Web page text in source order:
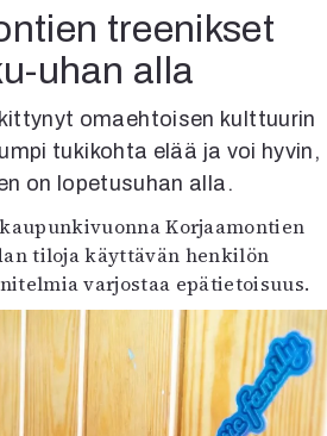
Sarjakuva
Sámegillii
Pääkirjoitus
Oulu2026
Näyttelyt
Musiikki
Levyt
Kuvataide
Kirjat
Esitystaide
Arkisto
Lehdet
treenikset
uhan alla
omaehtoisen kulttuurin
tukikohta elää ja voi hyvin,
on lopetusuhan alla.
Korjaamontien
tiloja käyttävän henkilön
varjostaa epätietoisuus.